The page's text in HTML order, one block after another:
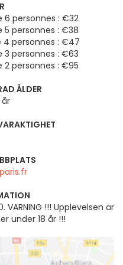
6 personnes : €32
5 personnes : €38
4 personnes : €47
3 personnes : €63
2 personnes : €95
ÅLDER
år
VARNING !!! Upplevelsen är
under 18 år !!!